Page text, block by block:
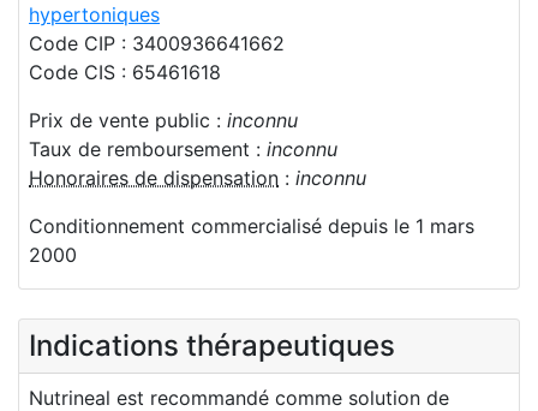
hypertoniques
Code CIP : 3400936641662
Code CIS : 65461618
Prix de vente public : inconnu
Taux de remboursement : inconnu
Honoraires de dispensation : inconnu
Conditionnement commercialisé depuis le 1 mars
2000
Indications thérapeutiques
Nutrineal est recommandé comme solution de